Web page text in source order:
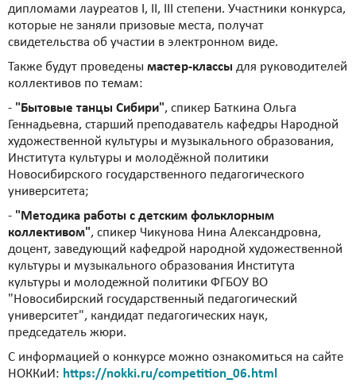
дипломами лауреатов I, II, III степени. Участники конкурса,
которые не заняли призовые места, получат
свидетельства об участии в электронном виде.
Также будут проведены мастер-классы для руководителей
коллективов по темам:
- "Бытовые танцы Сибири", спикер Баткина Ольга
Геннадьевна, старший преподаватель кафедры Народной
художественной культуры и музыкального образования,
Института культуры и молодёжной политики
Новосибирского государственного педагогического
университета;
- "Методика работы с детским фольклорным
коллективом", спикер Чикунова Нина Александровна,
доцент, заведующий кафедрой народной художественной
культуры и музыкального образования Института
культуры и молодежной политики ФГБОУ ВО
"Новосибирский государственный педагогический
университет", кандидат педагогических наук,
председатель жюри.
С информацией о конкурсе можно ознакомиться на сайте
НОККиИ: https://nokki.ru/competition_06.html